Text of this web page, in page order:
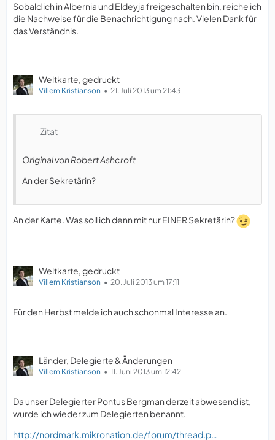
Sobald ich in Albernia und Eldeyja freigeschalten bin, reiche ich
die Nachweise für die Benachrichtigung nach. Vielen Dank für
das Verständnis.
Weltkarte, gedruckt
Villem Kristianson 21. Juli 2013 um 21:43
Zitat
Original von Robert Ashcroft
An der Sekretärin?
An der Karte. Was soll ich denn mit nur EINER Sekretärin?
Weltkarte, gedruckt
Villem Kristianson 20. Juli 2013 um 17:11
Für den Herbst melde ich auch schonmal Interesse an.
Länder, Delegierte & Änderungen
Villem Kristianson 11. Juni 2013 um 12:42
Da unser Delegierter Pontus Bergman derzeit abwesend ist,
wurde ich wieder zum Delegierten benannt.
http://nordmark.mikronation.de/forum/thread.p…